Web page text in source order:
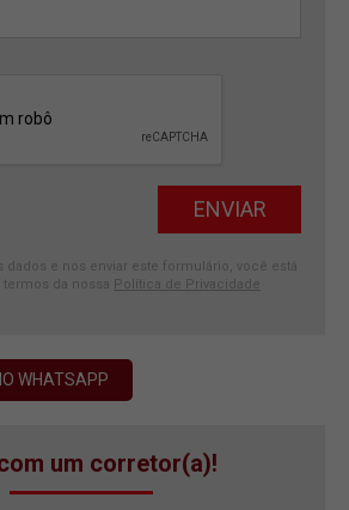
dados e nos enviar este formulário, você está
da nossa Política de Privacidade
WHATSAPP
um corretor(a)!